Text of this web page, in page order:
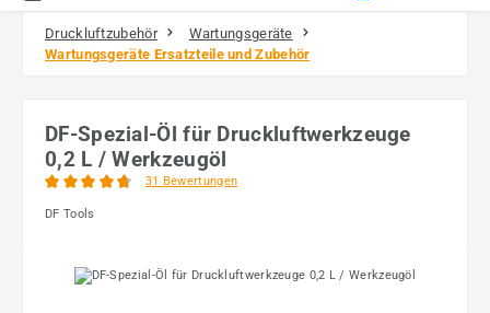
Druckluftzubehör
Wartungsgeräte
Wartungsgeräte Ersatzteile und Zubehör
DF-Spezial-Öl für Druckluftwerkzeuge
0,2 L / Werkzeugöl
31 Bewertungen
DF Tools
Bildergalerie überspringen